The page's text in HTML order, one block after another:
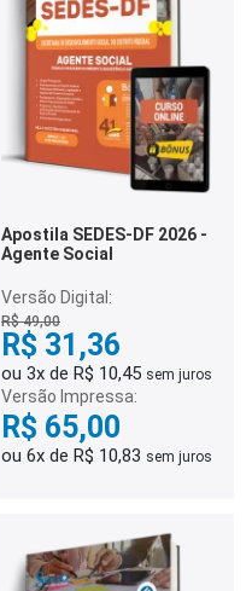
Apostila SEDES-DF 2026 -
Agente Social
Versão Digital:
R$ 49,00
R$ 31,36
ou 3x de R$ 10,45 sem juros
Versão Impressa:
R$ 65,00
ou 6x de R$ 10,83 sem juros